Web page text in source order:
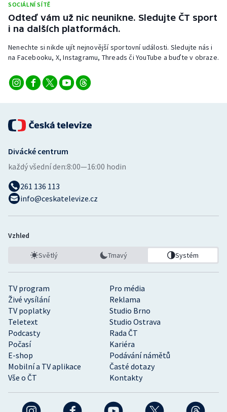
Veslování
Volejbal
Ostatní
SOCIÁLNÍ SÍTĚ
Odteď vám už nic neunikne. Sledujte ČT sport
i na dalších platformách.
Nenechte si nikde ujít nejnovější sportovní události. Sledujte nás i
na Facebooku, X, Instagramu, Threads či YouTube a buďte v obraze.
TV program
Pro média
Živé vysílání
Reklama
TV poplatky
Studio Brno
Teletext
Studio Ostrava
Podcasty
Rada ČT
Počasí
Kariéra
E-shop
Podávání námětů
Mobilní a TV aplikace
Časté dotazy
Vše o ČT
Kontakty
Divácké centrum
každý všední den:8:00—16:00 hodin
261 136 113
info@ceskatelevize.cz
Vzhled
Světlý Tmavý Systém